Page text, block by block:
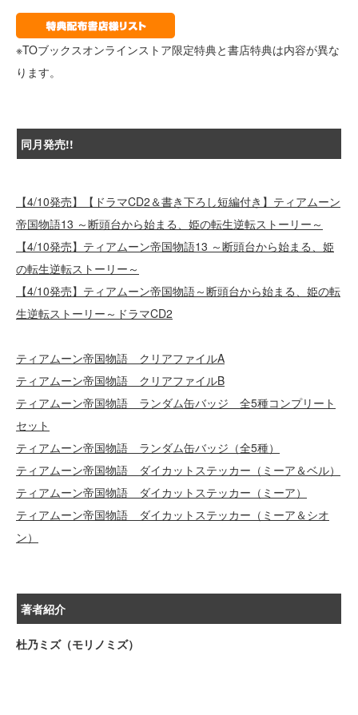
※TOブックスオンラインストア限定特典と書店特典は内容が異な
ります。
同月発売!!
【4/10発売】【ドラマCD2＆書き下ろし短編付き】ティアムーン
帝国物語13 ～断頭台から始まる、姫の転生逆転ストーリー～
【4/10発売】ティアムーン帝国物語13 ～断頭台から始まる、姫
の転生逆転ストーリー～
【4/10発売】ティアムーン帝国物語～断頭台から始まる、姫の転
生逆転ストーリー～ドラマCD2
ティアムーン帝国物語 クリアファイルA
ティアムーン帝国物語 クリアファイルB
ティアムーン帝国物語 ランダム缶バッジ 全5種コンプリート
セット
ティアムーン帝国物語 ランダム缶バッジ（全5種）
ティアムーン帝国物語 ダイカットステッカー（ミーア＆ベル）
ティアムーン帝国物語 ダイカットステッカー（ミーア）
ティアムーン帝国物語 ダイカットステッカー（ミーア＆シオ
ン）
著者紹介
杜乃ミズ（モリノミズ）